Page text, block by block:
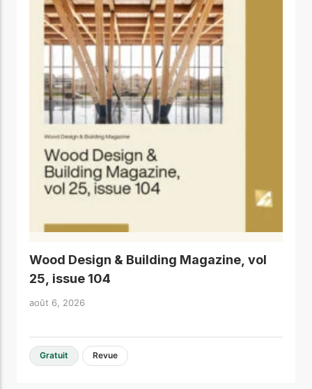
Wood Design & Building Magazine, vol
25, issue 104
août 6, 2026
Gratuit Revue